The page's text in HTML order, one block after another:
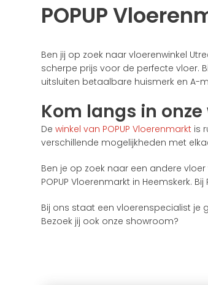
POPUP
Ben jij op zoek naar vloerenwinkel
scherpe prijs voor de perfecte vloer.
uitsluiten betaalbare huismerk en A-
Kom langs in
De winkel van POPUP Vloerenmarkt is
verschillende mogelijkheden met
Ben je op zoek naar een andere
POPUP Vloerenmarkt in Heemskerk.
Bij ons staat een vloerenspecialist
Bezoek jij ook onze showroom?